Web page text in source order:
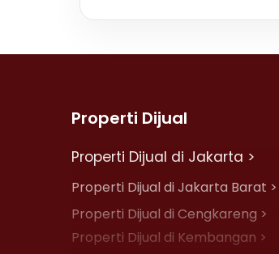
Properti Dijual
Properti Dijual di Jakarta >
Properti Dijual di Jakarta Barat >
Properti Dijual di Cengkareng >
Properti Dijual di Kembangan >